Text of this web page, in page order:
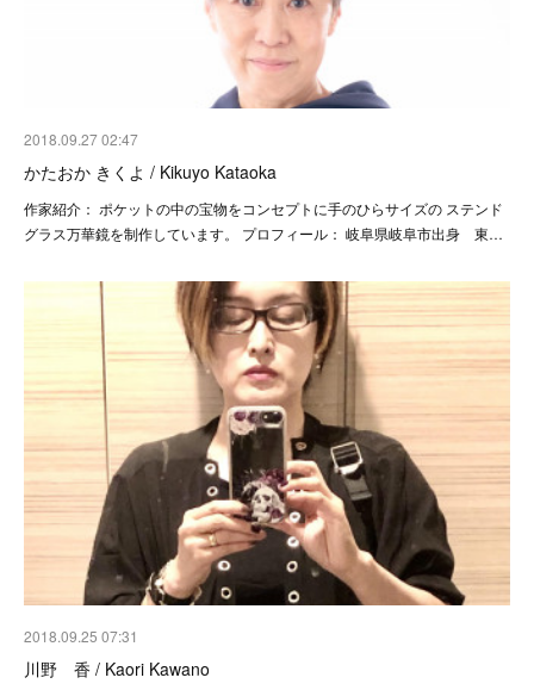
2018.09.27 02:47
かたおか きくよ / Kikuyo Kataoka
作家紹介： ポケットの中の宝物をコンセプトに手のひらサイズの ステンド
グラス万華鏡を制作しています。 プロフィール： 岐阜県岐阜市出身 東…
2018.09.25 07:31
川野 香 / Kaori Kawano